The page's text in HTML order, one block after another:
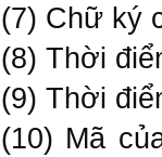
(7) Chữ ký
(8) Thời
(9) Thời
(10) Mã